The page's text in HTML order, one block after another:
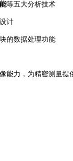
等五大分析技术
计
的数据处理功能
能力，为精密测量提